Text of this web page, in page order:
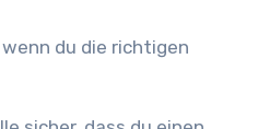
du die richtigen